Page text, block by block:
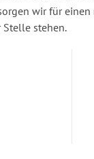
wir für einen
Stelle stehen.